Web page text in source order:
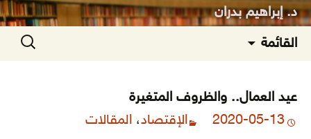
د. إبراهيم بدران
القائمة
إلى
البحث
عن:
عيد العمال.. والظروف المتغيرة
2020-05-13
الإقتصاد، المقالات